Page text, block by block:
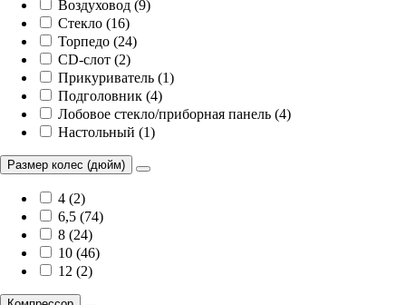
Воздуховод (9)
Стекло (16)
Торпедо (24)
CD-слот (2)
Прикуриватель (1)
Подголовник (4)
Лобовое стекло/приборная панель (4)
Настольный (1)
Размер колес (дюйм)
4 (2)
6,5 (74)
8 (24)
10 (46)
12 (2)